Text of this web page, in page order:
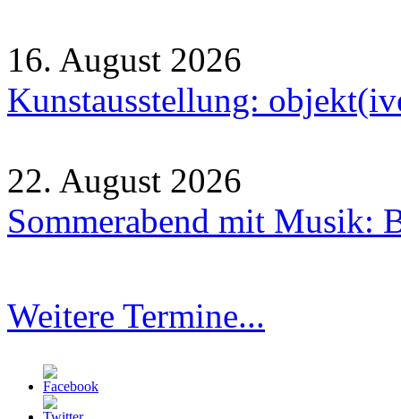
16. August 2026
Kunstausstellung:
22. August 2026
Sommerabend mit Musik:
Weitere Termine...